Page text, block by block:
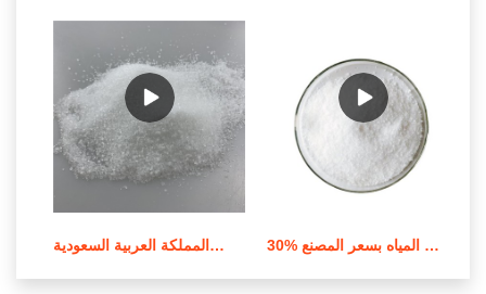
مسحوق أصفر فاتح بولي كلوريد الألومنيوم من المملكة العربية السعودية 30% باك بولي كلوريد الألومنيوم لمعالجة المياه بسعر المصنع